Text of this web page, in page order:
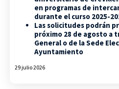
en programas de
durante el curso 2025-
Las solicitudes podrán
próximo 28 de agosto a
General o de la Sede
Ayuntamiento
29 julio 2026